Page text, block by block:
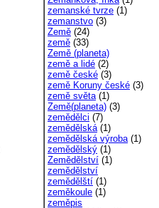
zemanské tvrze (1)
zemanstvo (3)
Země (24)
země (33)
Země (planeta)
země a lidé (2)
země české (3)
země Koruny české (3)
země světa(1)
Země(planeta) (3)
zemědělci (7)
zemědělská(1)
zemědělská výroba(1)
zemědělský (1)
Zemědělství (1)
zemědělství
zemědělští (1)
zeměkoule (1)
zeměpis